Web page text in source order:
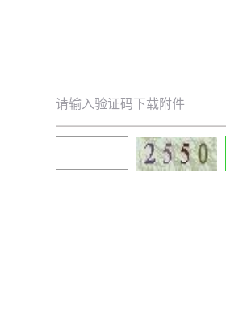
请输入验证码下载附件